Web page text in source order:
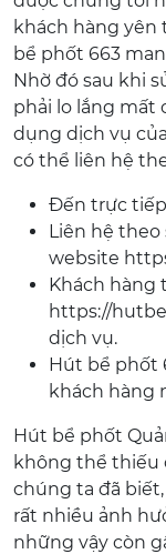
khách hàng yên
bể phốt 663
Nhờ đó sau khi
phải lo lắng mất
dụng dịch vụ
có thể liên hệ
Đến trực
Liên hệ
website
Khách hàng
https://
dịch vụ.
Hút bể phốt
khách hàng
Hút bể phốt
không thể thiếu
chúng ta đã
rất nhiều ảnh
những vậy còn